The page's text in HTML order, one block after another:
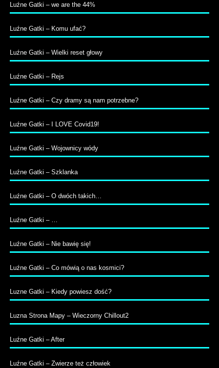
Luźne Gatki – we are the 44%
Luźne Gatki – Komu ufać?
Luźne Gatki – Wielki reset głowy
Luźne Gatki – Rejs
Luźne Gatki – Czy dramy są nam potrzebne?
Luźne Gatki – I LOVE Covid19!
Luźne Gatki – Wojownicy wódy
Luźne Gatki – Szklanka
Luźne Gatki – O dwóch takich…
Luźne Gatki – …
Luźne Gatki – Nie bawię się!
Luźne Gatki – Co mówią o nas kosmici?
Luzne Gatki – Kiedy powiesz dość?
Luzna Strona Mapy – Wieczorny Chillout2
Luźne Gatki – After
Luźne Gatki – Zwierze też człowiek